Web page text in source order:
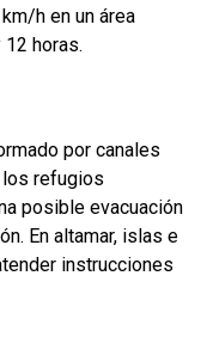
h en un área
horas.
por canales
refugios
posible evacuación
En altamar, islas e
instrucciones